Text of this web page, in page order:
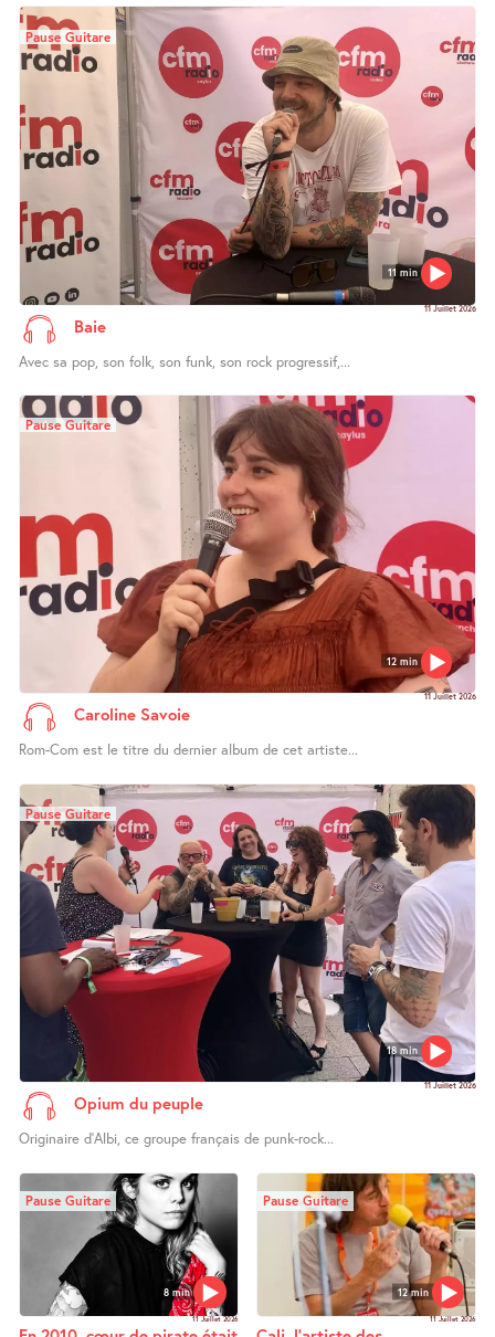
11 min
Pause Guitare
11 Juillet 2026
Baie
Avec sa pop, son folk, son funk, son rock progressif,...
12 min
Pause Guitare
11 Juillet 2026
Caroline Savoie
Rom-Com est le titre du dernier album de cet artiste...
18 min
Pause Guitare
11 Juillet 2026
Opium du peuple
Originaire d’Albi, ce groupe français de punk-rock...
8 min
Pause Guitare
11 Juillet 2026
12 min
Pause Guitare
11 Juillet 2026